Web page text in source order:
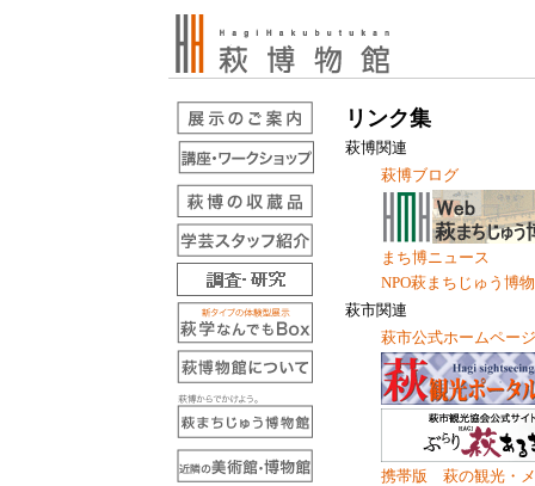
リンク集
萩博関連
萩博ブログ
まち博ニュース
NPO萩まちじゅう博
萩市関連
萩市公式ホームページ
携帯版 萩の観光・